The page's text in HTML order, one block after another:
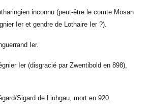
inconnu (peut-être le comte Mosan
Ier et gendre de Lothaire Ier ?).
Ier.
Ier (disgracié par Zwentibold en 898),
Sigard de Liuhgau, mort en 920.